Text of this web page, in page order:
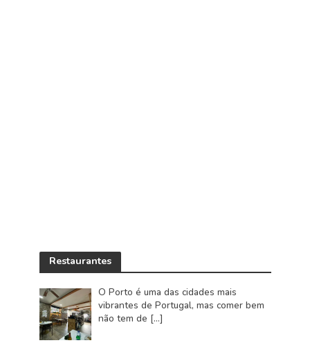
Restaurantes
O Porto é uma das cidades mais
vibrantes de Portugal, mas comer bem
não tem de […]